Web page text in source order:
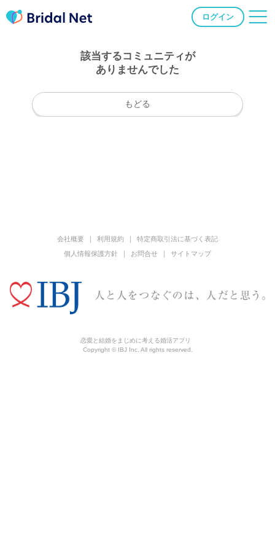
ログイン
該当するコミュニティが
ありませんでした
もどる
会社概要 利用規約
特定商取引法に基づく表記
個人情報保護方針
お問合せ サイトマップ
恋愛と結婚をまじめに考える婚活アプリ
Copyright © IBJ Inc. All rights reserved.